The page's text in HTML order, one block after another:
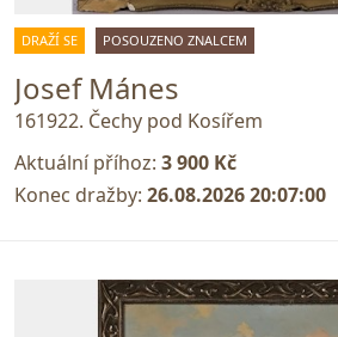
DRAŽÍ SE POSOUZENO ZNALCEM
Josef Mánes
161922. Čechy pod Kosířem
Aktuální příhoz: 3 900 Kč
Konec dražby: 26.08.2026 20:07:00